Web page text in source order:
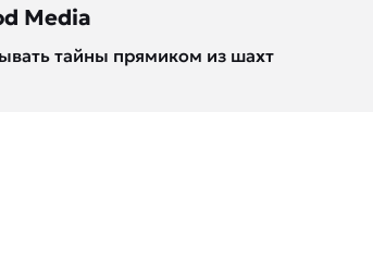
Media
тайны прямиком из шахт